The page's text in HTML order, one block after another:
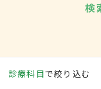
検
診療科目で絞り込む